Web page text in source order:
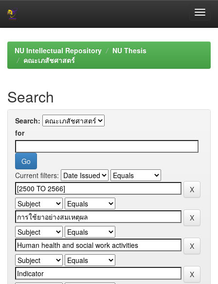
navigationNU Intellectual Repository
NU Thesis
คณะเภสัชศาสตร์
Search
Search:
for
Current filters: